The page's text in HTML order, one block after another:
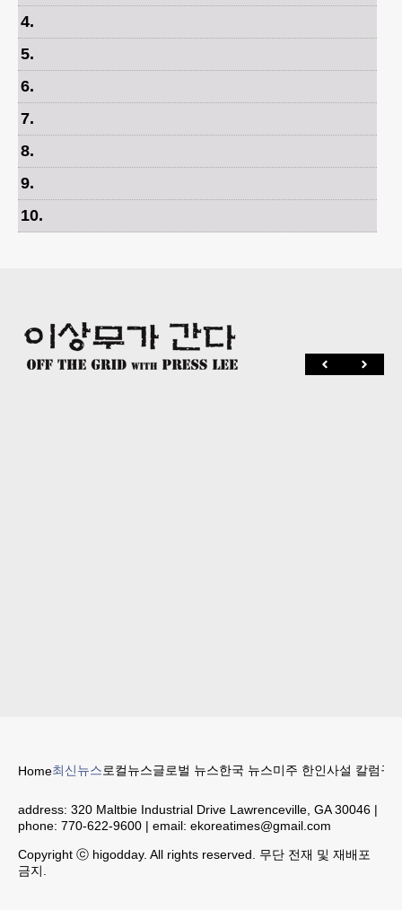
4.
5.
6.
7.
8.
9.
10.
Home최신뉴스로컬뉴스글로벌 뉴스한국 뉴스미주 한인사설 칼럼구
address: 320 Maltbie Industrial Drive Lawrenceville, GA 30046 |
phone: 770-622-9600 | email: ekoreatimes@gmail.com
Copyright ⓒ higodday. All rights reserved. 무단 전재 및 재배포
금지.